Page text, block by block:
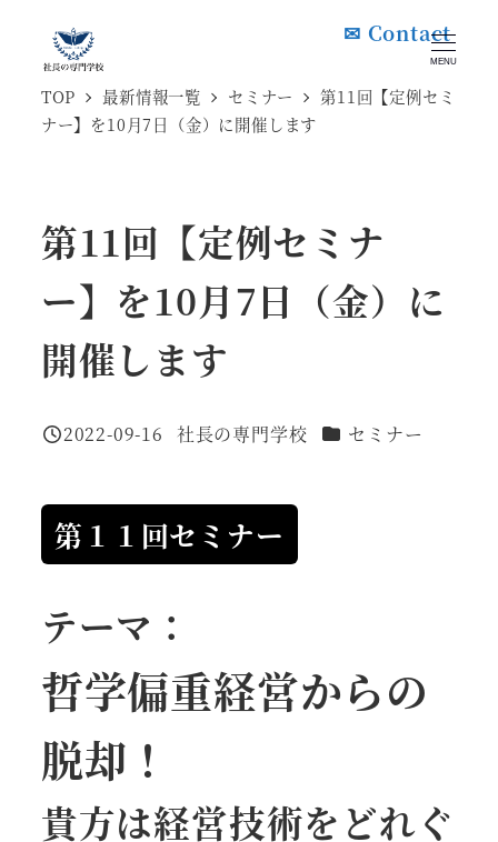
MENU
✉ Contact
TOP 最新情報一覧 セミナー
第11回【定例セミ
ナー】を10月7日（金）に開催します
第11回【定例セミナ
ー】を10月7日（金）に
開催します
投稿日
2022-09-16
著
社長の専門学校 カテゴリー
セミナー
第１１回セミナー
テーマ：
哲学偏重経営からの
脱却！
貴方は経営技術をどれぐ